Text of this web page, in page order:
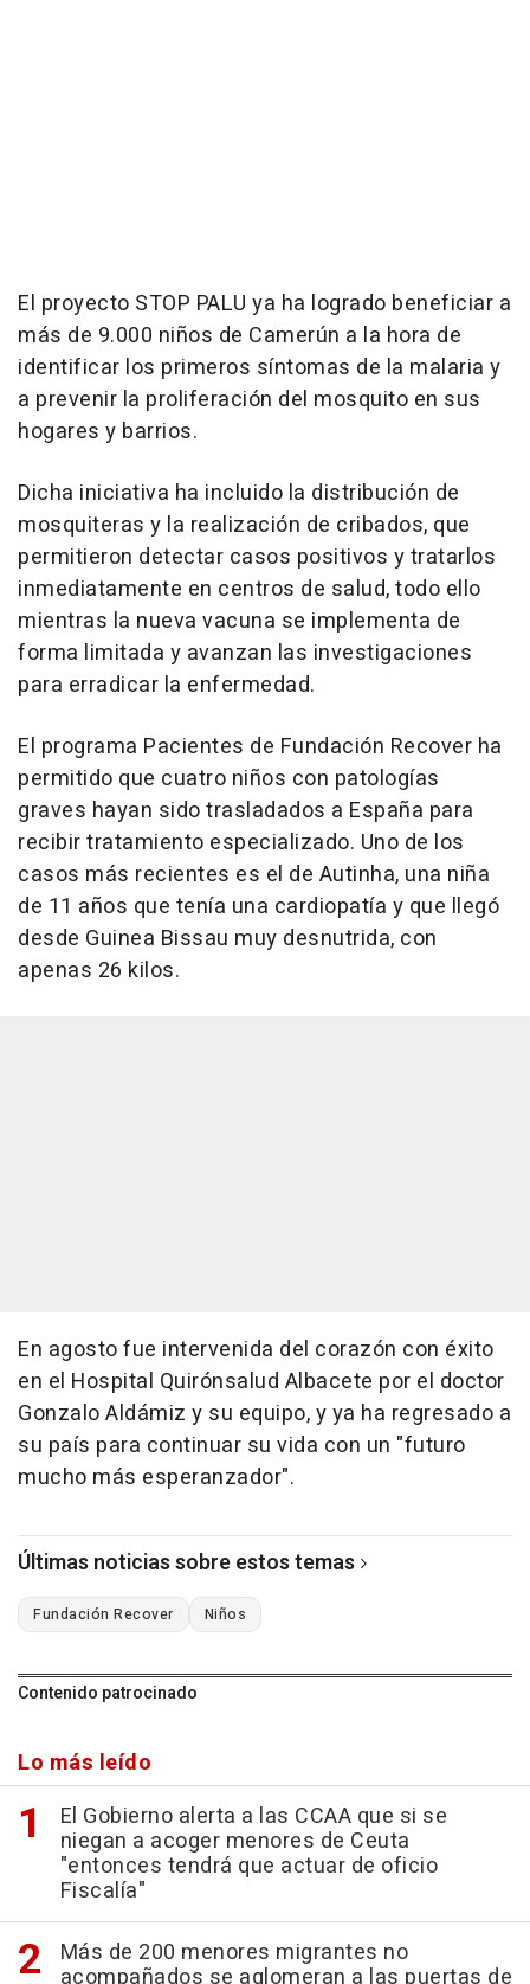
El proyecto STOP PALU ya ha logrado beneficiar a
más de 9.000 niños de Camerún a la hora de
identificar los primeros síntomas de la malaria y
a prevenir la proliferación del mosquito en sus
hogares y barrios.
Dicha iniciativa ha incluido la distribución de
mosquiteras y la realización de cribados, que
permitieron detectar casos positivos y tratarlos
inmediatamente en centros de salud, todo ello
mientras la nueva vacuna se implementa de
forma limitada y avanzan las investigaciones
para erradicar la enfermedad.
El programa Pacientes de Fundación Recover ha
permitido que cuatro niños con patologías
graves hayan sido trasladados a España para
recibir tratamiento especializado. Uno de los
casos más recientes es el de Autinha, una niña
de 11 años que tenía una cardiopatía y que llegó
desde Guinea Bissau muy desnutrida, con
apenas 26 kilos.
En agosto fue intervenida del corazón con éxito
en el Hospital Quirónsalud Albacete por el doctor
Gonzalo Aldámiz y su equipo, y ya ha regresado a
su país para continuar su vida con un "futuro
mucho más esperanzador".
Últimas noticias sobre estos temas
Fundación Recover Niños
Contenido patrocinado
Lo más leído
El Gobierno alerta a las CCAA que si se
niegan a acoger menores de Ceuta
"entonces tendrá que actuar de oficio
Fiscalía"
Más de 200 menores migrantes no
acompañados se aglomeran a las puertas de